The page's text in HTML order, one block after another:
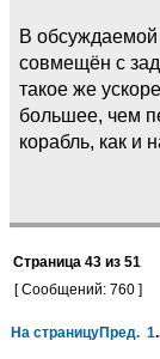
В обсуждаемой
совмещён с
такое же
большее, чем
корабль, как и
Страница 43 из 51
[ Сообщений: 760 ]
На страницуПред. 1